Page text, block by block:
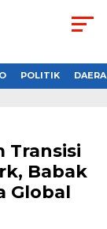
POLITIK
Transisi
Babak
Global